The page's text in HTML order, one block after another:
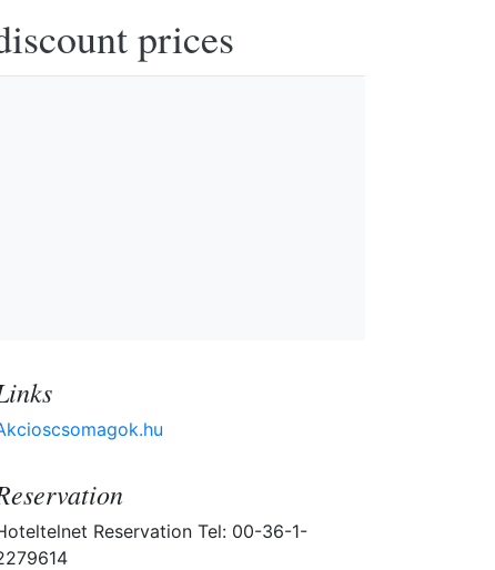
prices
Reservation Tel: 00-36-1-